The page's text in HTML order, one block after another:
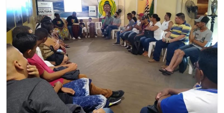
Estância
Turística
Guaratinguetá